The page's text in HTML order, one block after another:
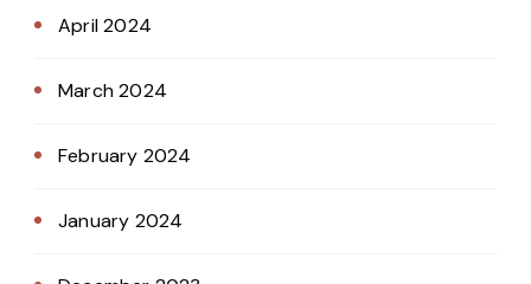
April 2024
March 2024
February 2024
January 2024